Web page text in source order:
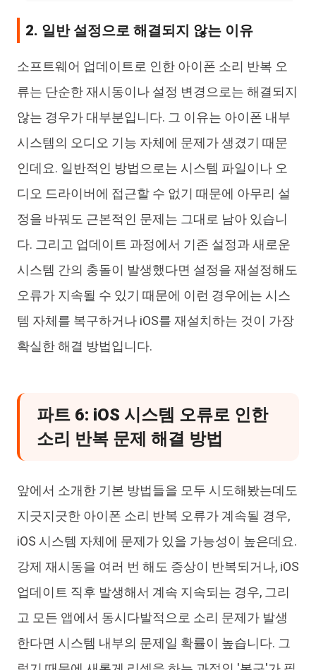
2. 일반 설정으로 해결되지 않는 이유
소프트웨어 업데이트로 인한 아이폰 소리 반복 오
류는 단순한 재시동이나 설정 변경으로는 해결되지
않는 경우가 대부분입니다. 그 이유는 아이폰 내부
시스템의 오디오 기능 자체에 문제가 생겼기 때문
인데요. 일반적인 방법으로는 시스템 파일이나 오
디오 드라이버에 접근할 수 없기 때문에 아무리 설
정을 바꿔도 근본적인 문제는 그대로 남아 있습니
다. 그리고 업데이트 과정에서 기존 설정과 새로운
시스템 간의 충돌이 발생했다면 설정을 재설정해도
오류가 지속될 수 있기 때문에 이런 경우에는 시스
템 자체를 복구하거나 iOS를 재설치하는 것이 가장
확실한 해결 방법입니다.
파트 6: iOS 시스템 오류로 인한
소리 반복 문제 해결 방법
앞에서 소개한 기본 방법들을 모두 시도해봤는데도
지긋지긋한 아이폰 소리 반복 오류가 계속될 경우,
iOS 시스템 자체에 문제가 있을 가능성이 높은데요.
강제 재시동을 여러 번 해도 증상이 반복되거나, iOS
업데이트 직후 발생해서 계속 지속되는 경우, 그리
고 모든 앱에서 동시다발적으로 소리 문제가 발생
한다면 시스템 내부의 문제일 확률이 높습니다. 그